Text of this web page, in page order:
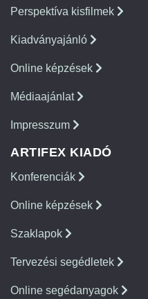
Perspektíva kisfilmek
Kiadványajánló
Online képzések
Médiaajánlat
Impresszum
ARTIFEX KIADÓ
Konferenciák
Online képzések
Szaklapok
Tervezési segédletek
Online segédanyagok